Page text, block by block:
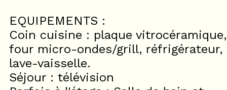
EQUIPEMENTS :
Coin cuisine : plaque vitrocéramique,
four micro-ondes/grill, réfrigérateur,
lave-vaisselle.
Séjour : télévision